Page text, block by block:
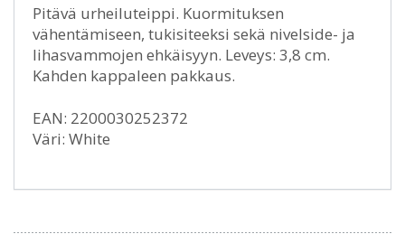
Pitävä urheiluteippi. Kuormituksen
vähentämiseen, tukisiteeksi sekä nivelside- ja
lihasvammojen ehkäisyyn. Leveys: 3,8 cm.
Kahden kappaleen pakkaus.
EAN: 2200030252372
Väri: White